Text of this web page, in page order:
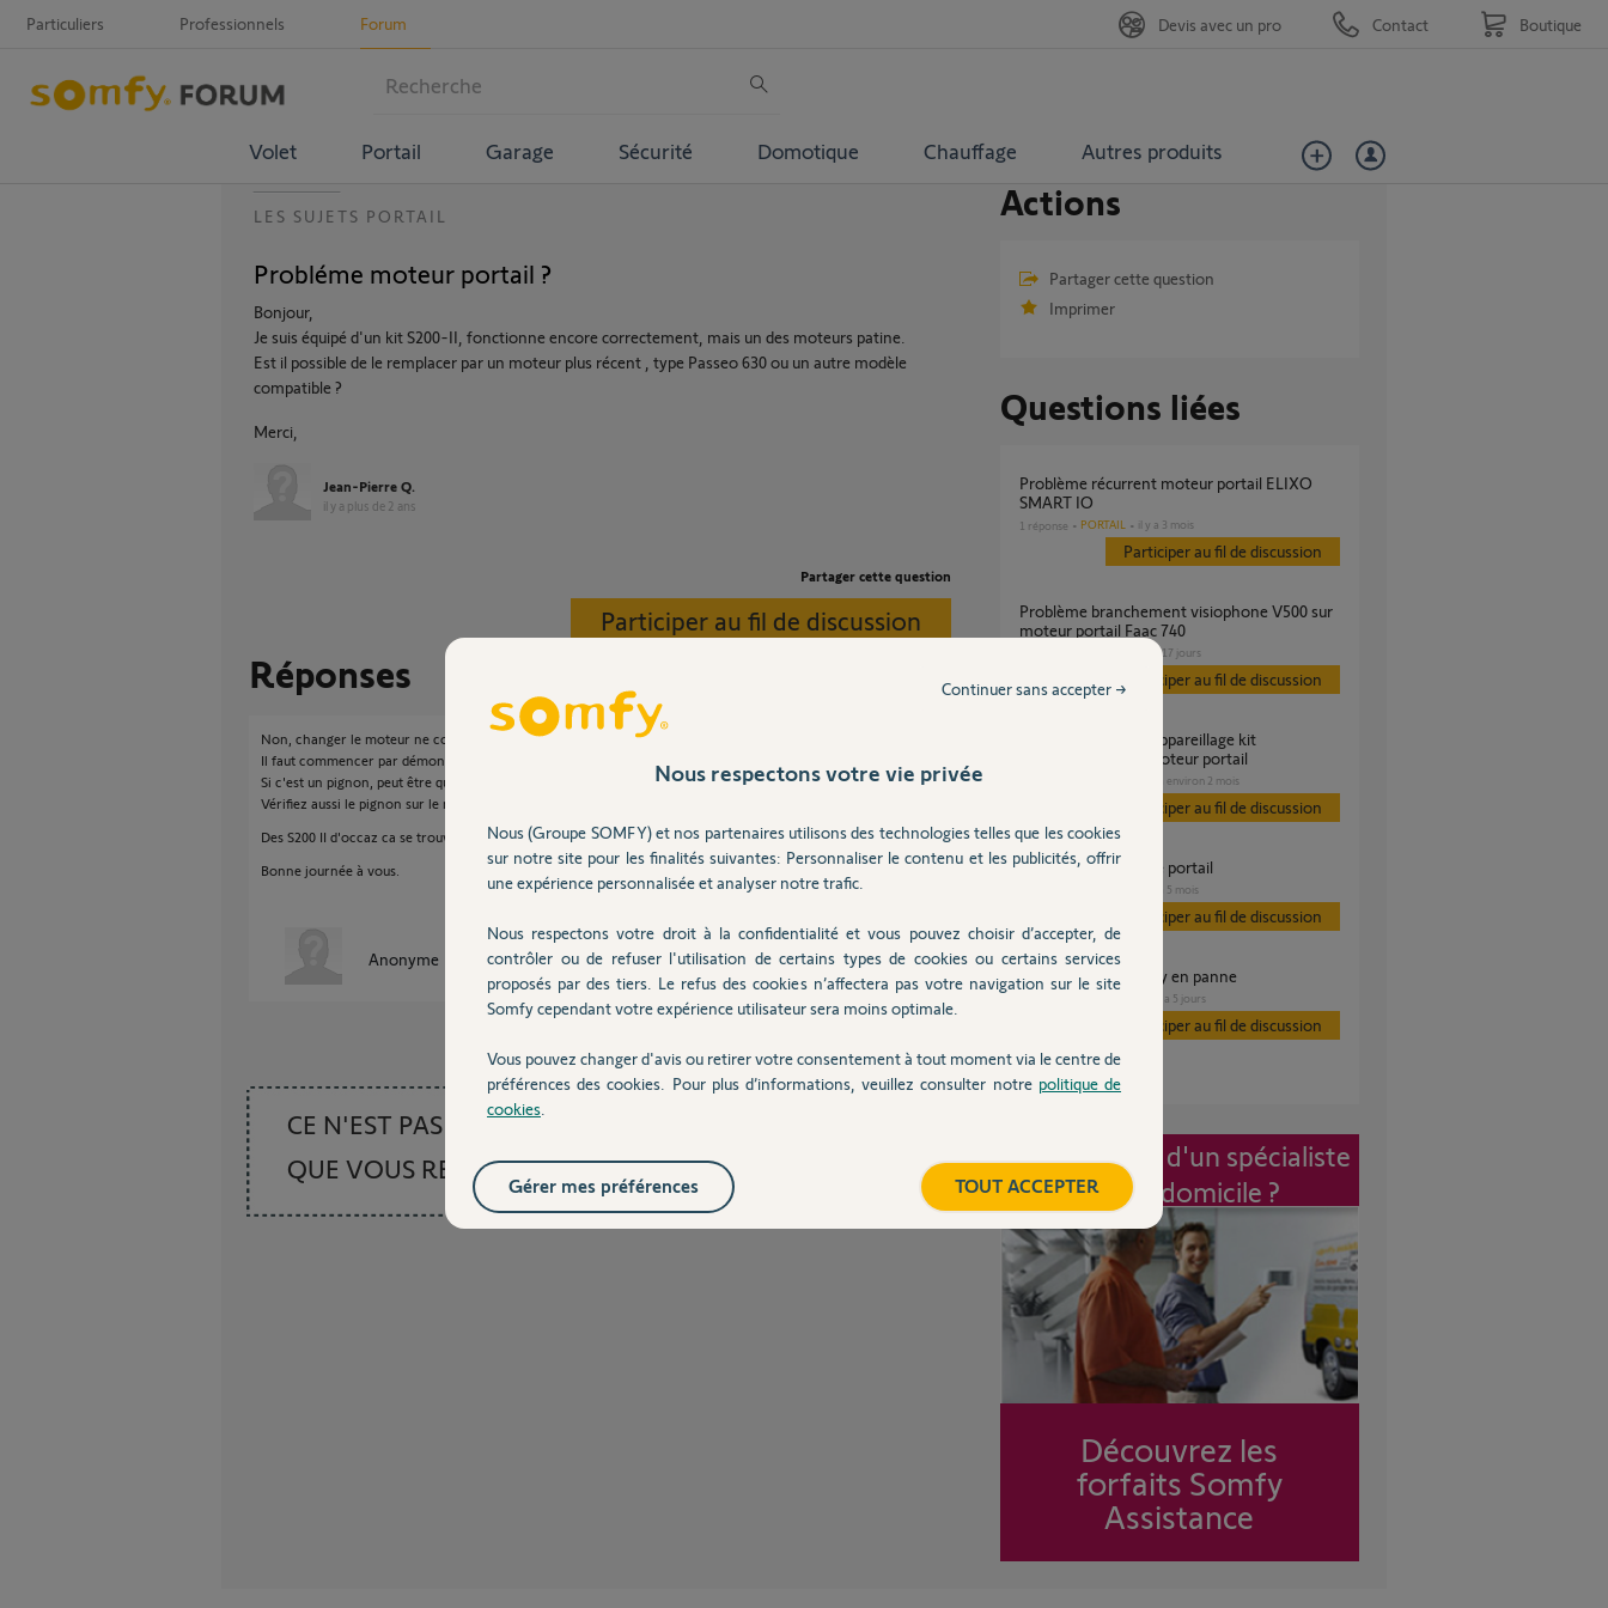
Particuliers Professionnels Forum
Volet Portail Garage Sécurité Domotique Chauffage Autres produits
Devis avec un pro Contact Boutique
LES SUJETS PORTAIL
Probléme moteur portail ?
Bonjour,
Je suis équipé d'un kit S200-II, fonctionne encore correctement, mais un des moteurs patine.
Est il possible de le remplacer par un moteur plus récent , type Passeo 630 ou un autre modèle
compatible ?
Merci,
Jean-Pierre Q.
il y a plus de 2 ans
Partager cette question
Participer au fil de discussion
Réponses
Non, changer le moteur ne conviendra pas.
Il faut commencer par démonter ce moteur pour trouver la cause de la panne.
Si c'est un pignon, peut être que ca se trouve encore.
Vérifiez aussi le pignon sur le moteur s'il patine sur son axe.
Des S200 II d'occaz ca se trouve.
Bonne journée à vous.
Anonyme il y a plus de 2 ans
CE N'EST PAS CE
QUE VOUS RECHERCHEZ
Actions
Partager cette question
Imprimer
Questions liées
Problème récurrent moteur portail ELIXO
SMART IO
1 réponse PORTAIL il y a 3 mois
Participer au fil de discussion
Problème branchement visiophone V500 sur
moteur portail Faac 740
il y a 17 jours
Participer au fil de discussion
connectivite avec moteur portail
il y a environ 2 mois
Participer au fil de discussion
Problème moteur de portail
il y a 5 mois
Participer au fil de discussion
Portail go slg7 somfy en panne
il y a 5 jours
Participer au fil de discussion
Intervention d'un spécialiste
à mon domicile ?
Découvrez les
forfaits Somfy
Assistance
Nous respectons votre vie privée
Nous (Groupe SOMFY) et nos partenaires utilisons des technologies telles que les cookies
sur notre site pour les finalités suivantes: Personnaliser le contenu et les publicités, offrir
une expérience personnalisée et analyser notre trafic.
Nous respectons votre droit à la confidentialité et vous pouvez choisir d’accepter, de
contrôler ou de refuser l'utilisation de certains types de cookies ou certains services
proposés par des tiers. Le refus des cookies n’affectera pas votre navigation sur le site
Somfy cependant votre expérience utilisateur sera moins optimale.
Vous pouvez changer d'avis ou retirer votre consentement à tout moment via le centre de
préférences des cookies. Pour plus d’informations, veuillez consulter notre politique de
cookies
Continuer sans accepter →
TOUT ACCEPTER
Gérer mes préférences